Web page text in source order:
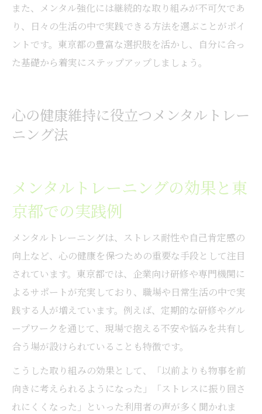
また、メンタル強化には継続的な取り組みが不可欠であ
り、日々の生活の中で実践できる方法を選ぶことがポイ
ントです。東京都の豊富な選択肢を活かし、自分に合っ
た基礎から着実にステップアップしましょう。
心の健康維持に役立つメンタルトレー
ニング法
メンタルトレーニングの効果と東
京都での実践例
メンタルトレーニングは、ストレス耐性や自己肯定感の
向上など、心の健康を保つための重要な手段として注目
されています。東京都では、企業向け研修や専門機関に
よるサポートが充実しており、職場や日常生活の中で実
践する人が増えています。例えば、定期的な研修やグル
ープワークを通じて、現場で抱える不安や悩みを共有し
合う場が設けられていることも特徴です。
こうした取り組みの効果として、「以前よりも物事を前
向きに考えられるようになった」「ストレスに振り回さ
れにくくなった」といった利用者の声が多く聞かれま